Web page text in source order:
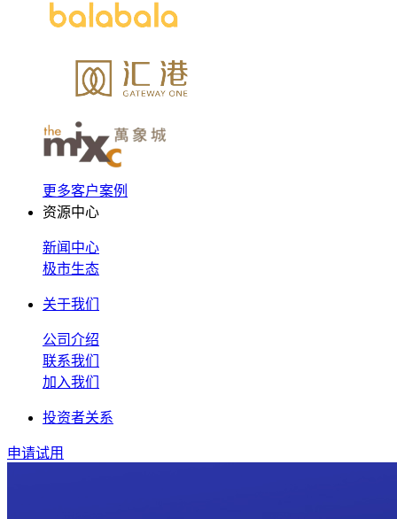
更多客户案例
资源中心
新闻中心
极市生态
关于我们
公司介绍
联系我们
加入我们
投资者关系
申请试用